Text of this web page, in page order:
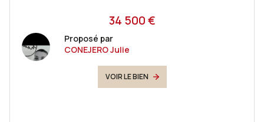
34 500 €
Proposé par
CONEJERO Julie
VOIR LE BIEN